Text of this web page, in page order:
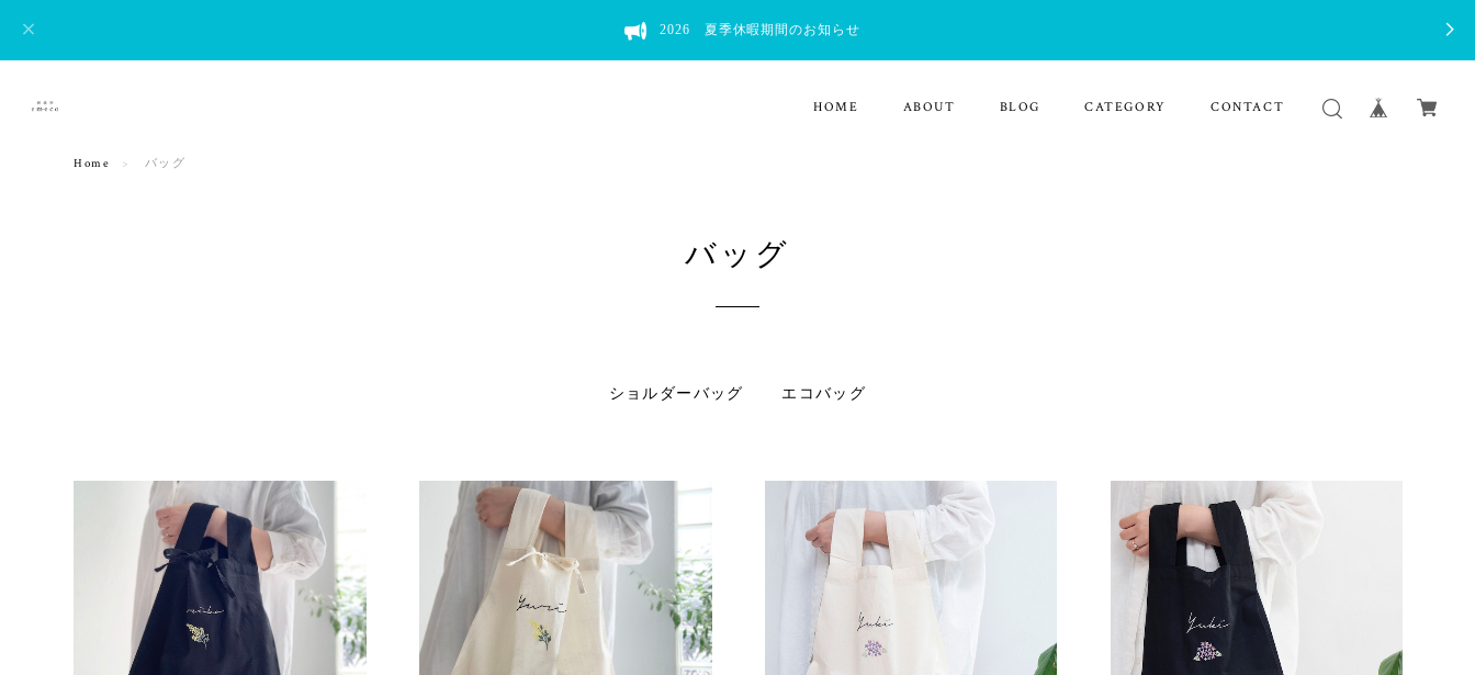
2026 夏季休暇期間のお知らせ
HOME ABOUT BLOG CATEGORY CONTACT
Home バッグ
バッグ
ショルダーバッグ エコバッグ